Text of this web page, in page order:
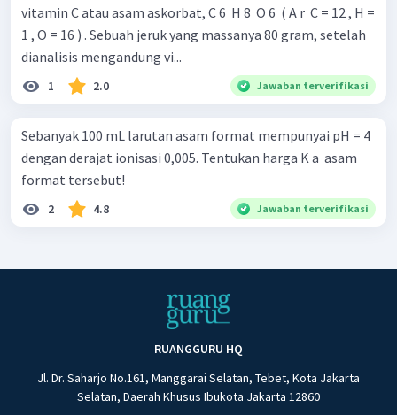
vitamin C atau asam askorbat, C 6 ​ H 8 ​ O 6 ​ ( A r ​ C = 12 , H =
1 , O = 16 ) . Sebuah jeruk yang massanya 80 gram, setelah
dianalisis mengandung vi...
1 2.0 Jawaban terverifikasi
Sebanyak 100 mL larutan asam format mempunyai pH = 4
dengan derajat ionisasi 0,005. Tentukan harga K a ​ asam
format tersebut!
2 4.8 Jawaban terverifikasi
RUANGGURU HQ
Jl. Dr. Saharjo No.161, Manggarai Selatan, Tebet, Kota Jakarta
Selatan, Daerah Khusus Ibukota Jakarta 12860